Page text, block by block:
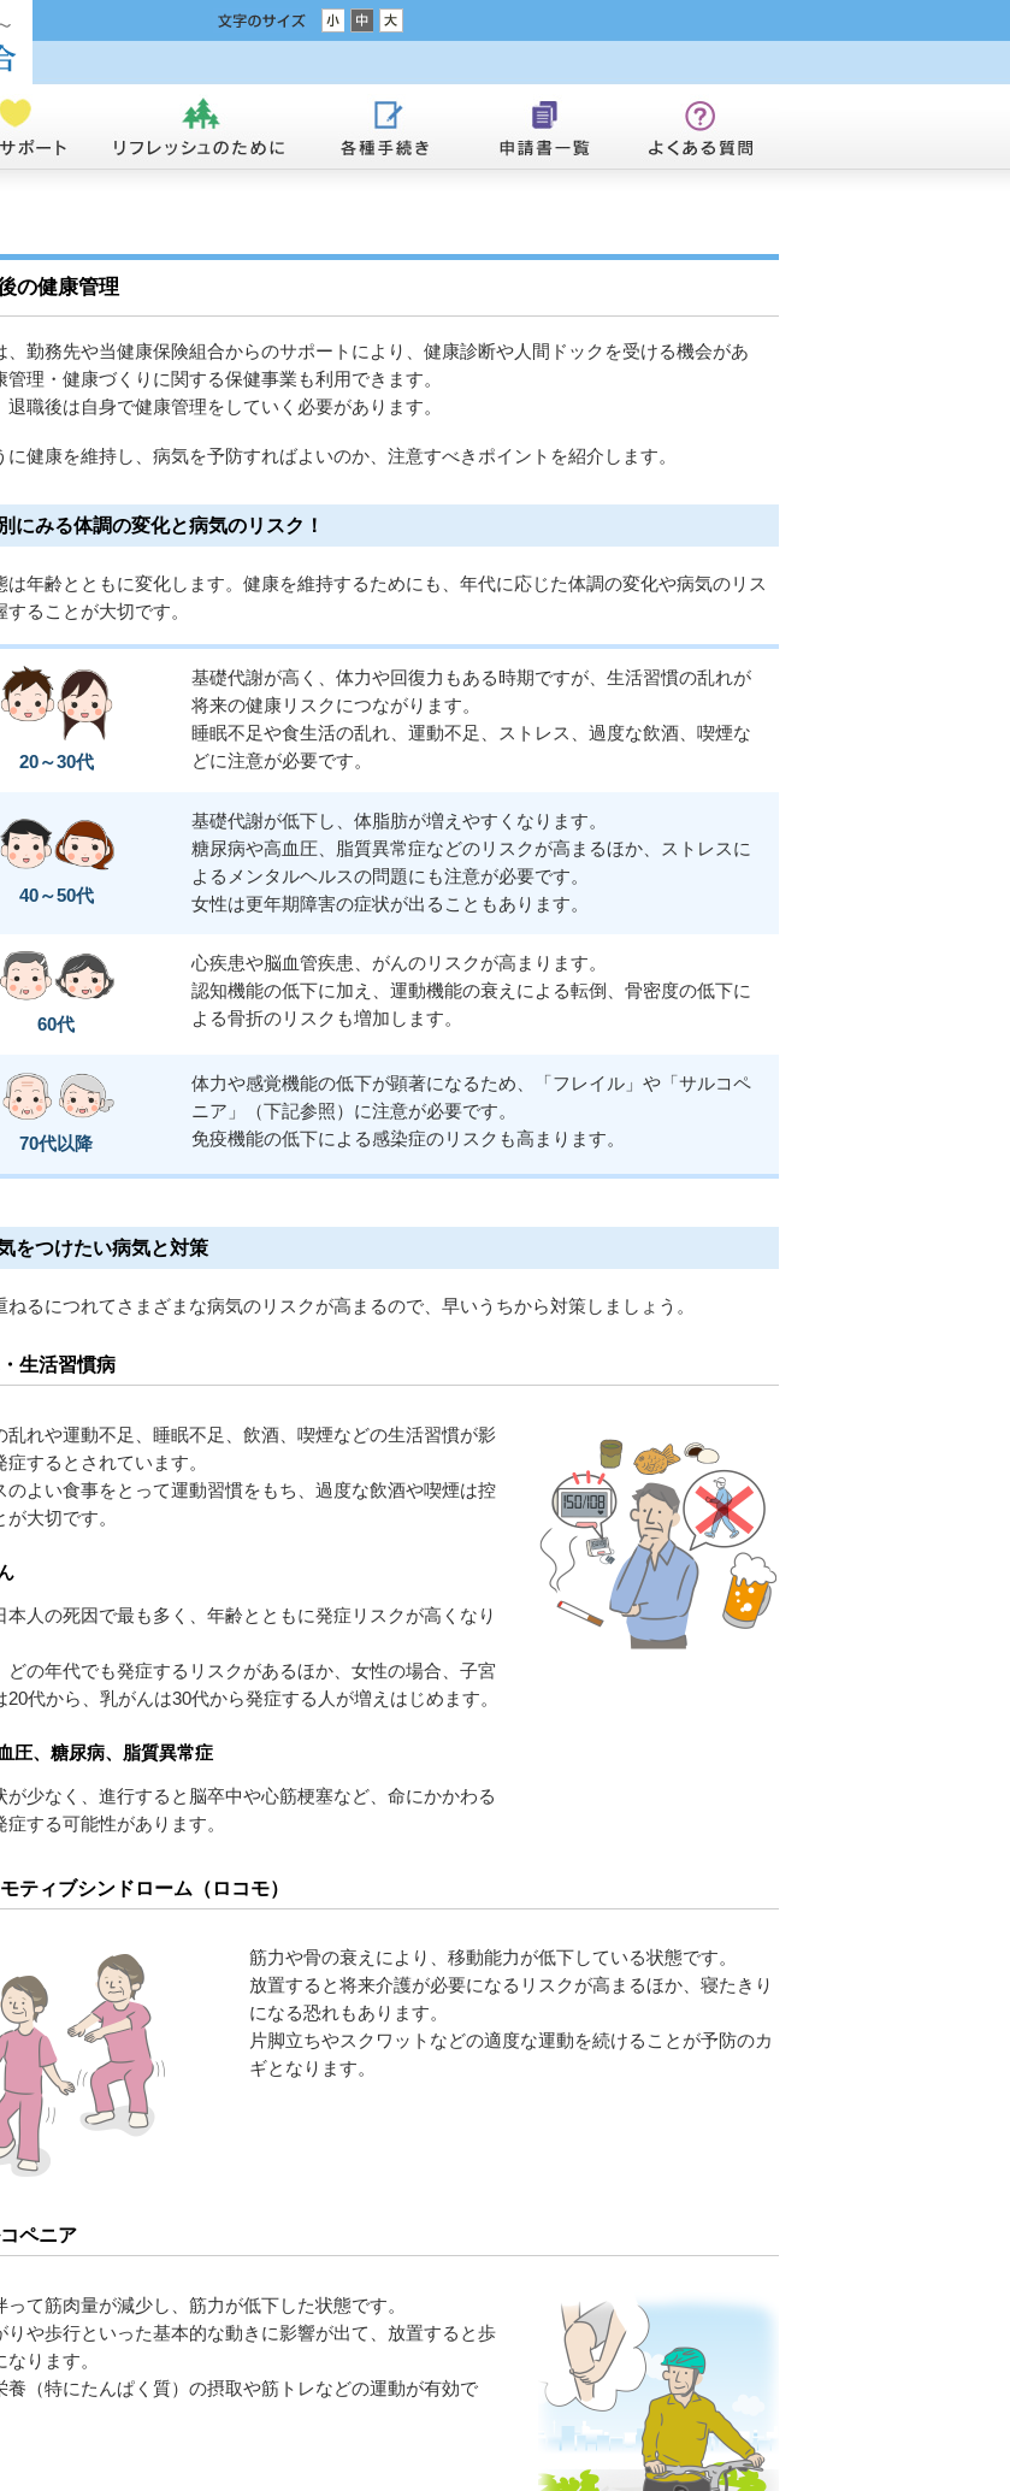
の健康管理
、勤務先や当健康保険組合からのサポートにより、健康診断や人間ドックを受ける機会があ
管理・健康づくりに関する保健事業も利用できます。
退職後は自身で健康管理をしていく必要があります。
に健康を維持し、病気を予防すればよいのか、注意すべきポイントを紹介します。
にみる体調の変化と病気のリスク！
は年齢とともに変化します。健康を維持するためにも、年代に応じた体調の変化や病気のリス
することが大切です。
20～30代
基礎代謝が高く、体力や回復力もある時期ですが、生活習慣の乱れが
将来の健康リスクにつながります。
睡眠不足や食生活の乱れ、運動不足、ストレス、過度な飲酒、喫煙な
どに注意が必要です。
40～50代
基礎代謝が低下し、体脂肪が増えやすくなります。
糖尿病や高血圧、脂質異常症などのリスクが高まるほか、ストレスに
よるメンタルヘルスの問題にも注意が必要です。
女性は更年期障害の症状が出ることもあります。
60代
心疾患や脳血管疾患、がんのリスクが高まります。
認知機能の低下に加え、運動機能の衰えによる転倒、骨密度の低下に
よる骨折のリスクも増加します。
70代以降
体力や感覚機能の低下が顕著になるため、「フレイル」や「サルコペ
ニア」（下記参照）に注意が必要です。
免疫機能の低下による感染症のリスクも高まります。
をつけたい病気と対策
ねるにつれてさまざまな病気のリスクが高まるので、早いうちから対策しましょう。
生活習慣病
乱れや運動不足、睡眠不足、飲酒、喫煙などの生活習慣が影
症するとされています。
のよい食事をとって運動習慣をもち、過度な飲酒や喫煙は控
が大切です。
本人の死因で最も多く、年齢とともに発症リスクが高くなり
どの年代でも発症するリスクがあるほか、女性の場合、子宮
20代から、乳がんは30代から発症する人が増えはじめます。
圧、糖尿病、脂質異常症
が少なく、進行すると脳卒中や心筋梗塞など、命にかかわる
症する可能性があります。
ティブシンドローム（ロコモ）
筋力や骨の衰えにより、移動能力が低下している状態です。
放置すると将来介護が必要になるリスクが高まるほか、寝たきり
になる恐れもあります。
片脚立ちやスクワットなどの適度な運動を続けることが予防のカ
ギとなります。
ペニア
って筋肉量が減少し、筋力が低下した状態です。
りや歩行といった基本的な動きに影響が出て、放置すると歩
ります。
養（特にたんぱく質）の摂取や筋トレなどの運動が有効で